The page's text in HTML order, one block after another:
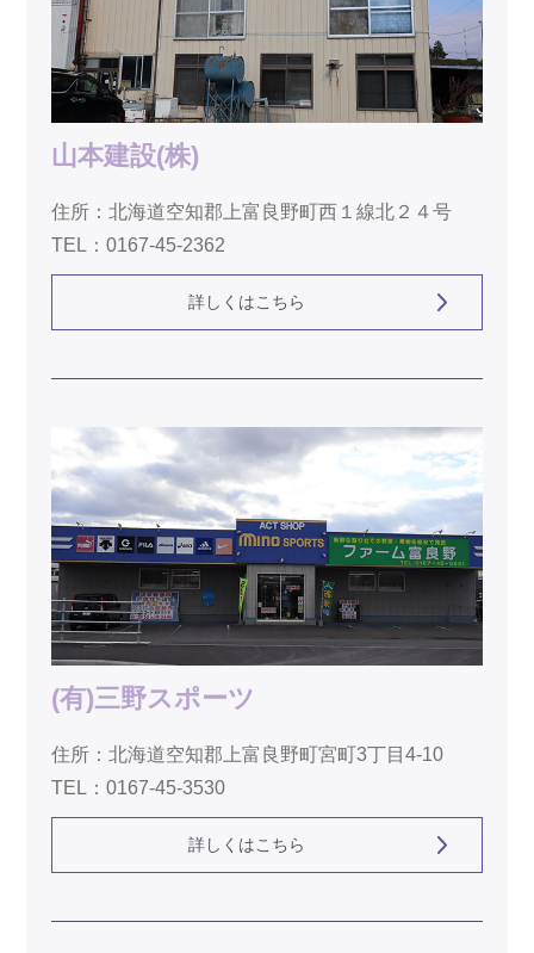
山本建設(株)
住所：北海道空知郡上富良野町西１線北２４号
TEL：0167-45-2362
詳しくはこちら
(有)三野スポーツ
住所：北海道空知郡上富良野町宮町3丁目4-10
TEL：0167-45-3530
詳しくはこちら